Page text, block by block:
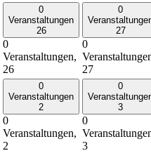
0
Veranstaltungen
26
0
Veranstaltungen,
26
0
27
0
27
0
Veranstaltungen
2
0
Veranstaltungen,
2
0
3
0
3